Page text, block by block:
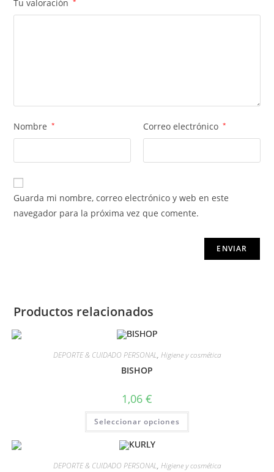
Tu valoración
Nombre * Correo electrónico *
Guarda mi nombre, correo electrónico y web en este
navegador para la próxima vez que comente.
Productos relacionados
DEPORTE & CUIDADO PERSONAL, Higiene y cosmética
BISHOP
1,06 €
Seleccionar opciones
DEPORTE & CUIDADO PERSONAL, Higiene y cosmética